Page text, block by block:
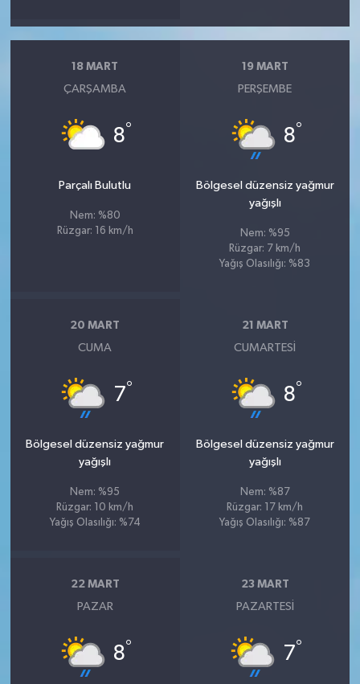
18 MART
ÇARŞAMBA
8°
Parçalı Bulutlu
Nem: %80
Rüzgar: 16 km/h
19 MART
PERŞEMBE
8°
Bölgesel düzensiz yağmur
yağışlı
Nem: %95
Rüzgar: 7 km/h
Yağış Olasılığı: %83
20 MART
CUMA
7°
Bölgesel düzensiz yağmur
yağışlı
Nem: %95
Rüzgar: 10 km/h
Yağış Olasılığı: %74
21 MART
CUMARTESI
8°
Bölgesel düzensiz yağmur
yağışlı
Nem: %87
Rüzgar: 17 km/h
Yağış Olasılığı: %87
22 MART
PAZAR
8°
23 MART
PAZARTESI
7°